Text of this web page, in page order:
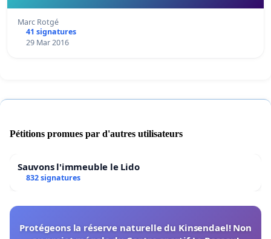
Marc Rotgé
41 signatures
29 Mar 2016
Pétitions promues par d'autres utilisateurs
Sauvons l'immeuble le Lido
832 signatures
Protégeons la réserve naturelle du Kinsendael! Non